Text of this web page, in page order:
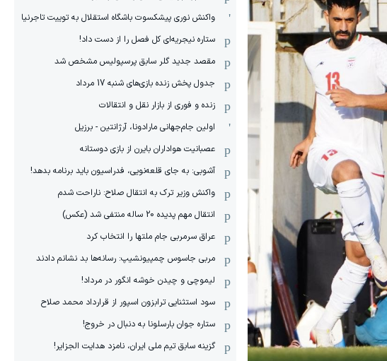
واکنش نوری پیشکسوت باشگاه استقلال به توییت تاجرنیا
ستاره نیجریه‌ای کل فصل را از دست داد!
مقصد جدید گلر سابق پرسپولیس مشخص شد
جدول پخش زنده بازی‌های شنبه 17 مرداد
زنده و فوری از بازار نقل و انتقالات
اولین جام‌جهانی مارادونا، آرژانتین - برزیل
عصبانیت هواداران بایرن از بازی دوستانه
آشوبی: به جای قلعه‌نویی، فدراسیون باید برنامه بدهد!
واکنش وزیر ترک به انتقال صلاح: ناراحت شدم
انتقال مهم پدیده 20 ساله منتفی شد (عکس)
عراق سرمربی جام ملتها را انتخاب کرد
مربی جاسوس چمپیونشیپ: رسانه‌ها بد نشانم دادند
لیموچی و چیدن خوشه انگور در مرداد!
سود استثنایی ترابزون اسپور از قرارداد محمد صلاح
ستاره جوان بارسلونا به دنبال در خروج!
گزینه سابق تیم ملی ایران، نامزد هدایت الجزایر!